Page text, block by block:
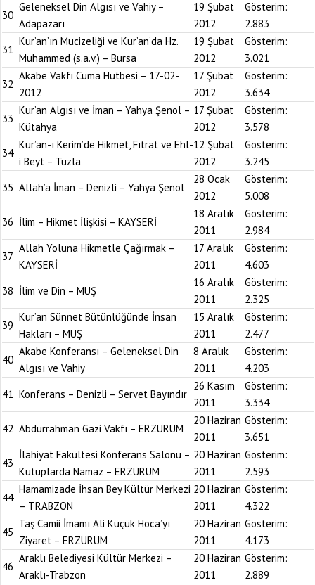
30
Geleneksel Din Algısı ve Vahiy –
Adapazarı
19 Şubat
2012
Gösterim:
2.883
31
Kur’an’ın Mucizeliği ve Kur’an’da Hz.
Muhammed (s.a.v.) – Bursa
19 Şubat
2012
Gösterim:
3.021
32
Akabe Vakfı Cuma Hutbesi – 17-02-
2012
17 Şubat
2012
Gösterim:
3.634
33
Kur’an Algısı ve İman – Yahya Şenol –
Kütahya
17 Şubat
2012
Gösterim:
3.578
34
Kur’an-ı Kerim’de Hikmet, Fıtrat ve Ehl-
i Beyt – Tuzla
12 Şubat
2012
Gösterim:
3.245
35 Allah’a İman – Denizli – Yahya Şenol
28 Ocak
2012
Gösterim:
5.008
36 İlim – Hikmet İlişkisi – KAYSERİ
18 Aralık
2011
Gösterim:
2.984
37
Allah Yoluna Hikmetle Çağırmak –
KAYSERİ
17 Aralık
2011
Gösterim:
4.603
38 İlim ve Din – MUŞ
16 Aralık
2011
Gösterim:
2.325
39
Kur’an Sünnet Bütünlüğünde İnsan
Hakları – MUŞ
15 Aralık
2011
Gösterim:
2.477
40
Akabe Konferansı – Geleneksel Din
Algısı ve Vahiy
8 Aralık
2011
Gösterim:
4.203
41 Konferans – Denizli – Servet Bayındır
26 Kasım
2011
Gösterim:
3.334
42 Abdurrahman Gazi Vakfı – ERZURUM
20 Haziran
2011
Gösterim:
3.651
43
İlahiyat Fakültesi Konferans Salonu –
Kutuplarda Namaz – ERZURUM
20 Haziran
2011
Gösterim:
2.593
44
Hamamizade İhsan Bey Kültür Merkezi
– TRABZON
20 Haziran
2011
Gösterim:
4.322
45
Taş Camii İmamı Ali Küçük Hoca’yı
Ziyaret – ERZURUM
20 Haziran
2011
Gösterim:
4.173
46
Araklı Belediyesi Kültür Merkezi –
Araklı-Trabzon
20 Haziran
2011
Gösterim:
2.889